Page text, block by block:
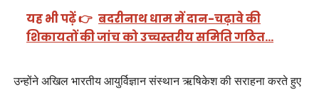
यह भी पढ़ें 👉 बदरीनाथ धाम में दान-चढ़ावे की
शिकायतों की जांच को उच्चस्तरीय समिति गठित…
उन्होंने अखिल भारतीय आयुर्विज्ञान संस्थान ऋषिकेश की सराहना करते हुए